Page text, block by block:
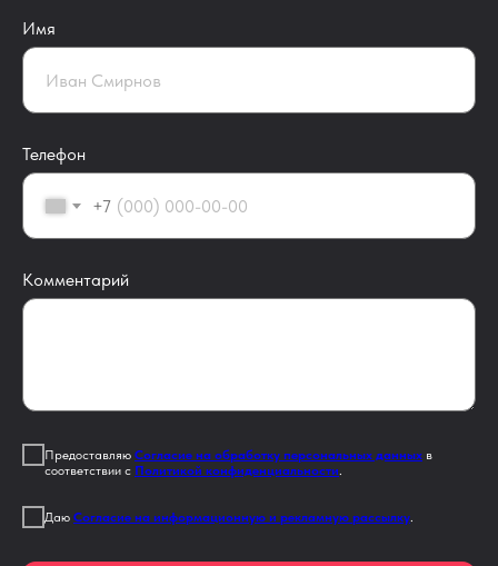
Имя
Телефон
+7
Комментарий
Предоставляю Согласие на обработку персональных данных в
соответствии с Политикой конфиденциальности
Даю Согласие на информационную и рекламную рассылку